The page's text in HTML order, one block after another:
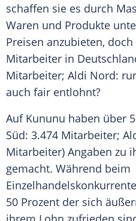
schaffen sie es durch
Waren und Produkte
Preisen anzubieten,
Mitarbeiter in
Mitarbeiter; Aldi Nord:
auch fair entlohnt?
Auf Kununu haben über
Süd: 3.474 Mitarbeiter;
Mitarbeiter) Angaben zu
gemacht. Während beim
50 Prozent der sich